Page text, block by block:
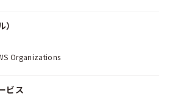
Organizations
ビス